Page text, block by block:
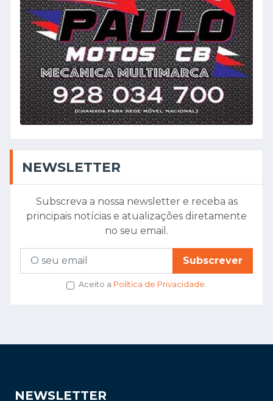
NEWSLETTER
Subscreva a nossa newsletter e receba as
principais notícias e atualizações diretamente
no seu email.
Subscrever
Aceito a Política de Privacidade
NEWSLETTER